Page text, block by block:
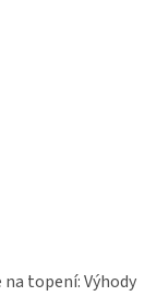
topení: Výhody